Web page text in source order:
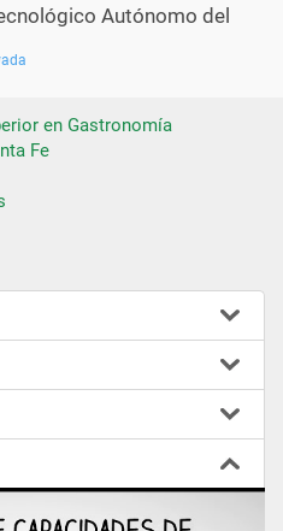
Autónomo del
en Gastronomía
Fe